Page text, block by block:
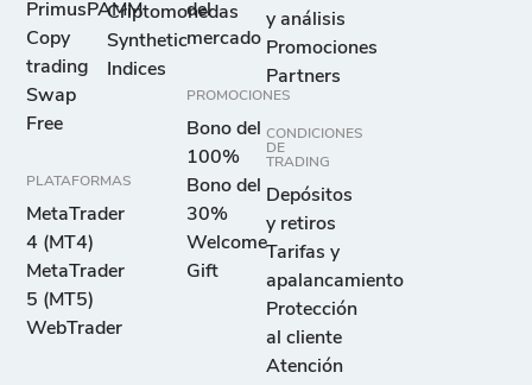
PrimusPAMM
Copy
trading
Swap
Free
PLATAFORMAS
MetaTrader
4 (MT4)
MetaTrader
5 (MT5)
WebTrader
Criptomonedas
Synthetic
Indices
del
mercado
PROMOCIONES
Bono del
100%
Bono del
30%
Welcome
Gift
y análisis
Promociones
Partners
CONDICIONES
DE
TRADING
Depósitos
y retiros
Tarifas y
apalancamiento
Protección
al cliente
Atención